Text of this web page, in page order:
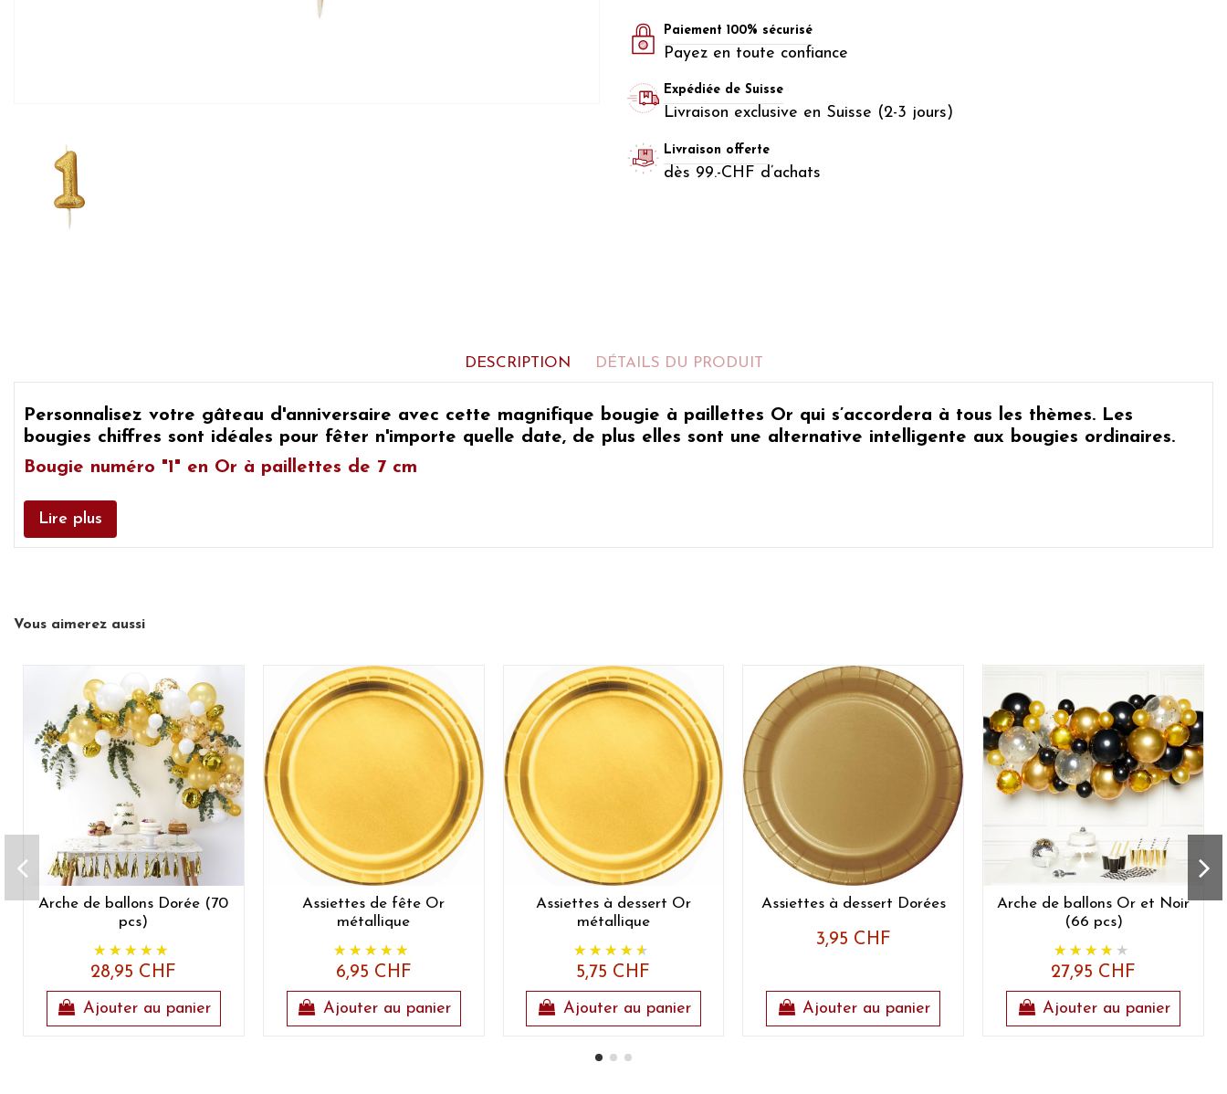
Paiement 100% sécurisé
Payez en toute confiance
Expédiée de Suisse
Livraison exclusive en Suisse (2-3 jours)
Livraison offerte
dès 99.-CHF d’achats
DESCRIPTION DÉTAILS DU PRODUIT
Personnalisez votre gâteau d'anniversaire avec cette magnifique bougie à paillettes Or qui s’accordera à tous les thèmes. Les
bougies chiffres sont idéales pour fêter n'importe quelle date, de plus elles sont une alternative intelligente aux bougies ordinaires.
Bougie numéro "1" en Or à paillettes de 7 cm
Lire plus
Vous aimerez aussi
Arche de ballons Dorée (70
pcs)
28,95 CHF
Ajouter au panier
Assiettes de fête Or
métallique
6,95 CHF
Ajouter au panier
Assiettes à dessert Or
métallique
5,75 CHF
Ajouter au panier
Assiettes à dessert Dorées
3,95 CHF
Ajouter au panier
Arche de ballons Or et Noir
(66 pcs)
27,95 CHF
Ajouter au panier